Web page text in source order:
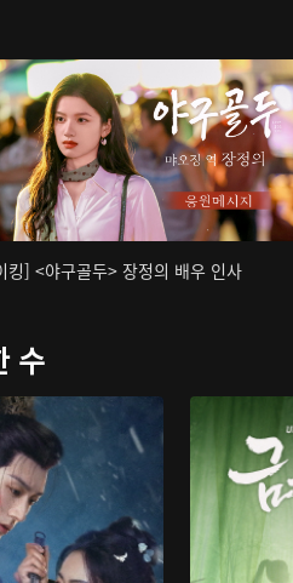
킹] <야구골두> 장정의 배우 인사
수